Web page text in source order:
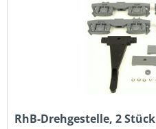
RhB-Drehgestelle, 2 Stück